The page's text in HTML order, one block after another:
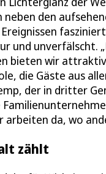
neben den
und unverfälscht.
bieten wir
die Gäste aus
der in dritter
arbeiten da, wo
zählt